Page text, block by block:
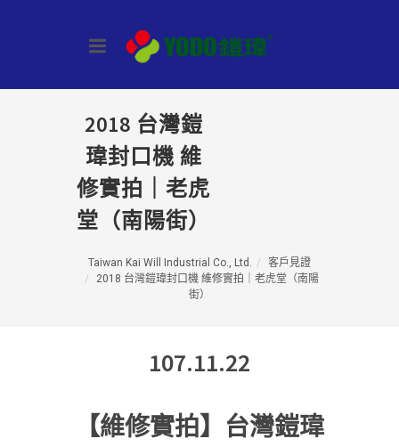
2018 台灣鎧
瑋封口機 維
修實拍｜老虎
堂（南陽街）
Taiwan Kai Will Industrial Co., Ltd.
客戶見證
2018 台灣鎧瑋封口機 維修實拍｜老虎堂（南陽
街）
107.11.22
【維修實拍】台灣鎧瑋